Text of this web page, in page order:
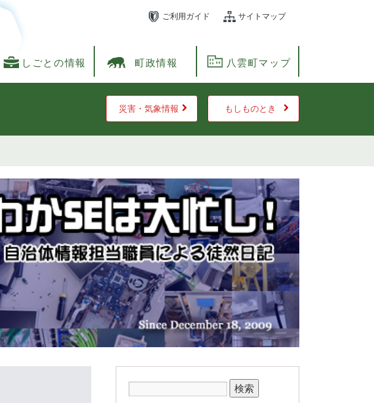
ご利用ガイド サイトマップ
しごとの情報 町政情報 八雲町マップ
災害・気象情報 もしものとき